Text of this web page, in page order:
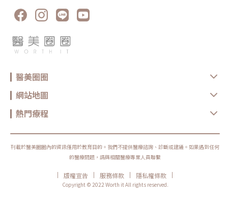
長設計，讓我在面對複雜的血管與色素問題時，有了更精準、更全面的
工具。但療程的選擇與參數設定，仍需根據每個人的肌膚狀況、生活習
你正在被泛紅或血管問題困擾，歡迎來辰美學預約我的門診諮詢，讓我
們一起找到最適合你的解決方案。
護皮膚的表層，減少疼痛感。多功能應用 除了治療常見的血管問題，如
紅胎記、面部毛細血管擴張、酒糟鼻等，Vbeam Platinum 也被廣泛應
用於治療疤痕和普通疣，療效顯著​。便捷操作 儀器設計輕巧，易於操
據病人的具體需求進行個人化治療，提供最佳的治療效果。Vbeam
Platinum 櫻花染料雷射優缺點及禁忌症優點高效治療 Vbeam
Platinum 能有效治療多種血管性皮膚問題，如紅胎記、毛細血管擴
者不需麻醉，治療後也不會出現明顯的瘀青或腫脹，方便即時進行日常
活動​。安全性高 Vbeam Platinum 對皮膚的損傷小，適合各種皮膚類
止，避免燙傷​。多功能應用 除了治療血管問題，Vbeam Platinum 還
能有效治療疤痕、普通疣等皮膚問題，應用範圍廣泛。缺點治療次數多
由於不同病灶的特性，有時可能需要多次治療才能達到更理想效果，這
對於追求短期速效的患者來說較為不便​。費用不固定 隨著治療的次數增
臟節律器 心臟節律器的患者在接受雷射治療時，可能會受到電磁干擾，
需避免使用​。服用凝血藥 服用凝血藥的患者治療後可能容易出現瘀青或
出血問題，不適合進行此療程​​。蟹足腫患者 蟹足腫患者在接受雷射治療
染料雷射優 術前術後注意事項術前注意事項避免曬傷 治療前至少兩週
避免暴露於陽光下，以防止皮膚過度敏感和燙傷​。停用光敏感藥物 如果
正在使用光敏感藥物，需在治療前停用，以防止治療過程中的過敏反
醫美圈圈
網站地圖
熱門療程
刊載於醫美圈圈內的資訊僅用於教育目的。我們不提供醫療諮詢、診斷或建議。如果遇到任何
的醫療問題，請與相關醫療專業人員聯繫
| 版權宣告 | 服務條款 | 隱私權條款
|
Copyright © 2022 Worth it All rights reserved.